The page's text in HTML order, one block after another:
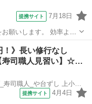
提携サイト 7月18日
願いします。 効率よく
夫を凝らした業務をお
ことも。 自分の作った
！》長い修行なし
寿司職人見習い】☆…
株式会社ヨシックスフーズ_寿司職人_や台ずし 上小田井駅前町(正社員)
提携サイト 4月4日